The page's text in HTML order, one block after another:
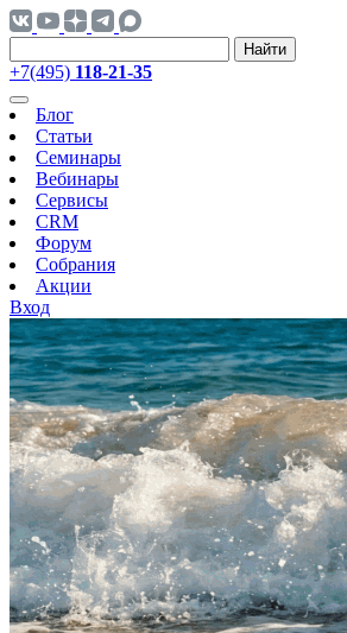
Найти
+7(495) 118-21-35
Блог
Статьи
Семинары
Вебинары
Сервисы
CRM
Форум
Собрания
Акции
Вход